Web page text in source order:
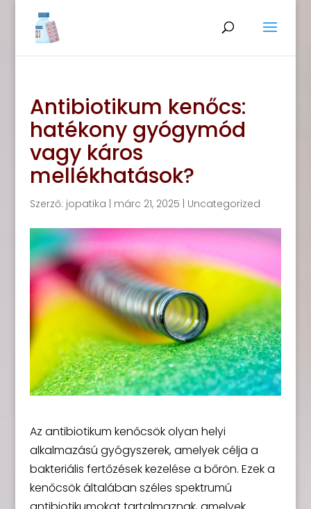
Antibiotikum kenőcs:
hatékony gyógymód
vagy káros
mellékhatások?
Szerző: jopatika márc 21, 2025 Uncategorized
Az antibiotikum kenőcsök olyan helyi
alkalmazású gyógyszerek, amelyek célja a
bakteriális fertőzések kezelése a bőrön. Ezek a
kenőcsök általában széles spektrumú